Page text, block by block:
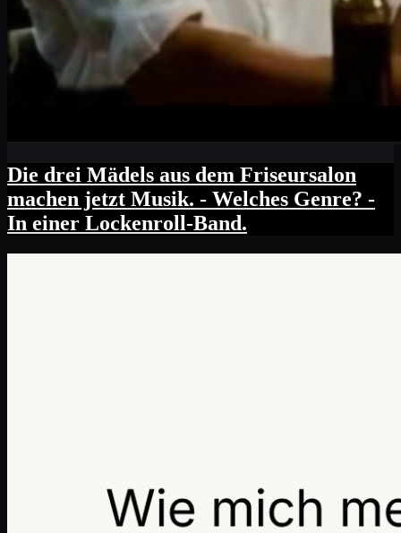
Die drei Mädels aus dem Friseursalon
machen jetzt Musik. - Welches Genre? -
In einer Lockenroll-Band.